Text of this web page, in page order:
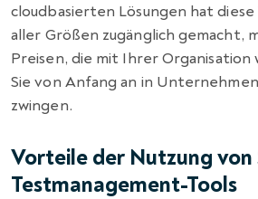
cloudbasierten Lösungen hat diese
aller Größen zugänglich gemacht,
Preisen, die mit Ihrer Organisation
Sie von Anfang an in
zwingen.
Vorteile der Nutzung von
Testmanagement-Tools